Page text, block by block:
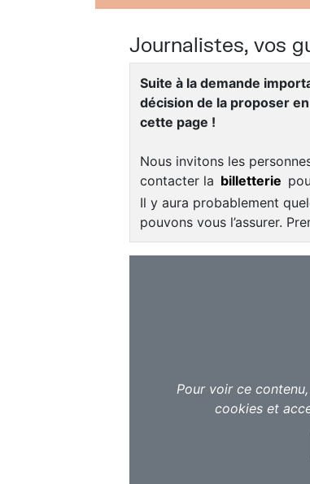
Journalistes, vos
Suite à la demande
décision de la proposer
cette page !
Nous invitons les
contacter la billetterie
Il y aura probablement
pouvons vous l’assurer.
Pour voir ce
cookies et